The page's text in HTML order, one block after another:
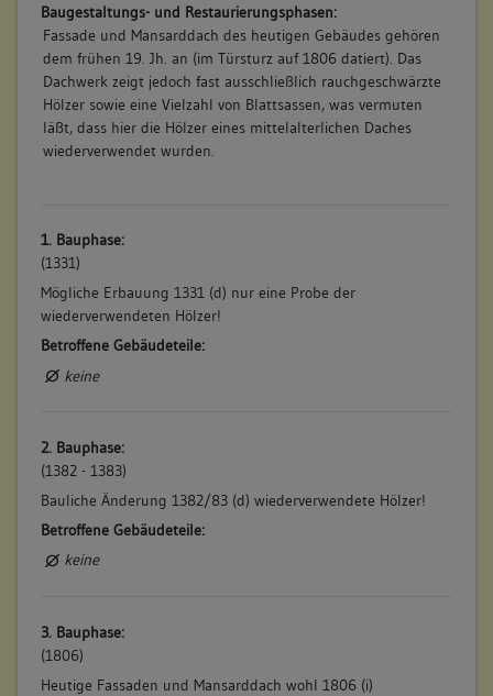
Baugestaltungs- und Restaurierungsphasen:
Fassade und Mansarddach des heutigen Gebäudes gehören
dem frühen 19. Jh. an (im Türsturz auf 1806 datiert). Das
Dachwerk zeigt jedoch fast ausschließlich rauchgeschwärzte
Hölzer sowie eine Vielzahl von Blattsassen, was vermuten
läßt, dass hier die Hölzer eines mittelalterlichen Daches
wiederverwendet wurden.
1. Bauphase:
(1331)
Mögliche Erbauung 1331 (d) nur eine Probe der
wiederverwendeten Hölzer!
Betroffene Gebäudeteile:
keine
2. Bauphase:
(1382 - 1383)
Bauliche Änderung 1382/83 (d) wiederverwendete Hölzer!
Betroffene Gebäudeteile:
keine
3. Bauphase:
(1806)
Heutige Fassaden und Mansarddach wohl 1806 (i)